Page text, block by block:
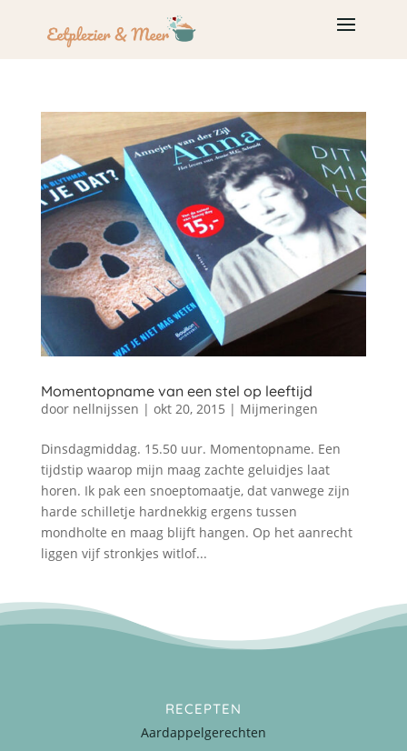
Momentopname van een stel op leeftijd
door nellnijssen | okt 20, 2015 | Mijmeringen
Dinsdagmiddag. 15.50 uur. Momentopname. Een
tijdstip waarop mijn maag zachte geluidjes laat
horen. Ik pak een snoeptomaatje, dat vanwege zijn
harde schilletje hardnekkig ergens tussen
mondholte en maag blijft hangen. Op het aanrecht
liggen vijf stronkjes witlof...
RECEPTEN
Aardappelgerechten